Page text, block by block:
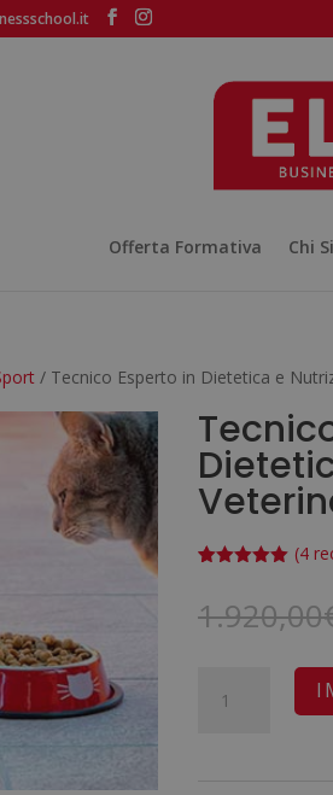
Offerta Formativa Chi
/ Tecnico Esperto in Dietetica e
su base
di
(4
1.920,00